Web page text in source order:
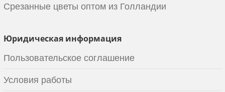
Срезанные цветы оптом из Голландии
Юридическая информация
Пользовательское соглашение
Условия работы